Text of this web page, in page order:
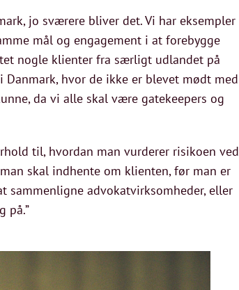
jo sværere bliver det. Vi har eksempler
mål og engagement i at forebygge
nogle klienter fra særligt udlandet på
hvor de ikke er blevet mødt med
da vi alle skal være gatekeepers og
til, hvordan man vurderer risikoen ved
skal indhente om klienten, før man er
sammenligne advokatvirksomheder, eller
på.”